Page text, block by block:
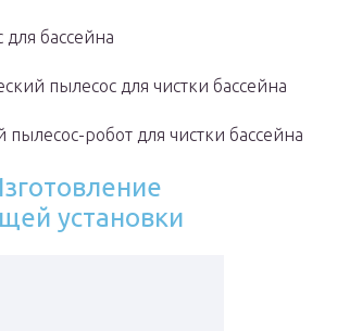
бассейна
пылесос для чистки бассейна
пылесос-робот для чистки бассейна
установки